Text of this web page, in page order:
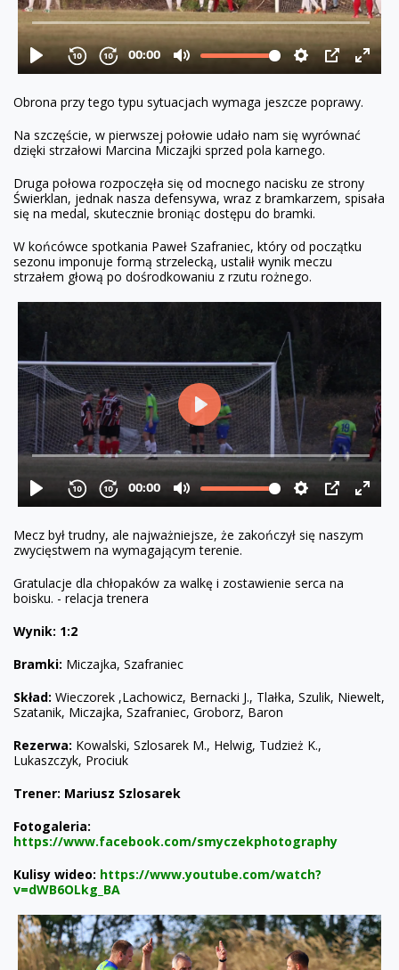
Obrona przy tego typu sytuacjach wymaga jeszcze poprawy.
Na szczęście, w pierwszej połowie udało nam się wyrównać
dzięki strzałowi Marcina Miczajki sprzed pola karnego.
Druga połowa rozpoczęła się od mocnego nacisku ze strony
Świerklan, jednak nasza defensywa, wraz z bramkarzem, spisała
się na medal, skutecznie broniąc dostępu do bramki.
W końcówce spotkania Paweł Szafraniec, który od początku
sezonu imponuje formą strzelecką, ustalił wynik meczu
strzałem głową po dośrodkowaniu z rzutu rożnego.
Mecz był trudny, ale najważniejsze, że zakończył się naszym
zwycięstwem na wymagającym terenie.
Gratulacje dla chłopaków za walkę i zostawienie serca na
boisku. - relacja trenera
Wynik: 1:2
Bramki: Miczajka, Szafraniec
Skład: Wieczorek ,Lachowicz, Bernacki J., Tlałka, Szulik, Niewelt,
Szatanik, Miczajka, Szafraniec, Groborz, Baron
Rezerwa: Kowalski, Szlosarek M., Helwig, Tudzież K.,
Lukaszczyk, Prociuk
Trener: Mariusz Szlosarek
Fotogaleria:
https://www.facebook.com/smyczekphotography
Kulisy wideo: https://www.youtube.com/watch?
v=dWB6OLkg_BA